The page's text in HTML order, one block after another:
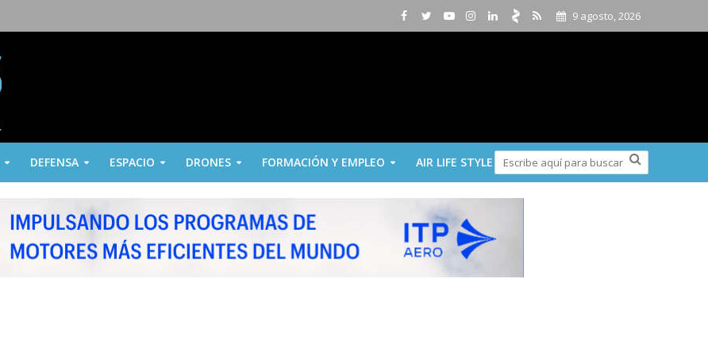
9 agosto, 2026
DEFENSA ESPACIO DRONES FORMACIÓN Y EMPLEO AIR LIFE STYLE